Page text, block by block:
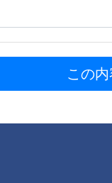
この